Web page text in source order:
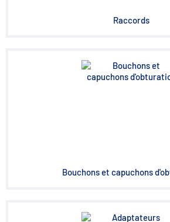
Raccords
Bouchons et capuchons